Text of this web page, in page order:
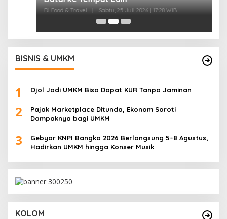
BISNIS & UMKM
1 Ojol Jadi UMKM Bisa Dapat KUR Tanpa Jaminan
2
Pajak Marketplace Ditunda, Ekonom Soroti
Dampaknya bagi UMKM
3
Gebyar KNPI Bangka 2026 Berlangsung 5–8 Agustus,
Hadirkan UMKM hingga Konser Musik
KOLOM